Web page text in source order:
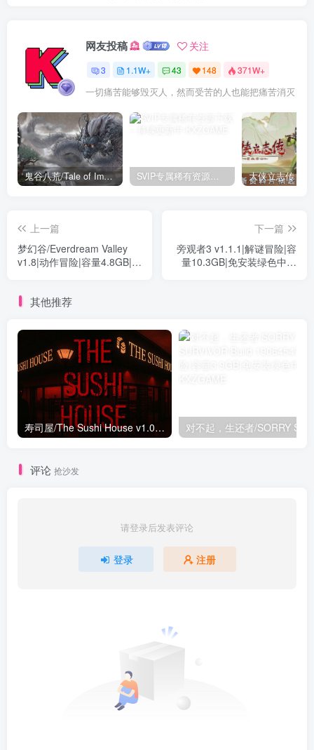
网友投稿 关注
3 1.1W+ 43 148 371W+
一切痛苦能够毁灭人，然而受苦的人也能把痛苦消灭
鬼谷八荒/Tale of Immortal v1.2.105.259|角色扮演|容量27.4GB|免安装绿色中文版
上一篇
梦幻谷/Everdream Valley
v1.8|动作冒险|容量4.8GB|免
下一篇
旁观者3 v1.1.1|解谜冒险|容
量10.3GB|免安装绿色中文
其他推荐
寿司屋/The Sushi House v1.0.1|恐怖冒险|容量13.1GB|免安装绿色中文版
评论 抢沙发
请登录后发表评论
登录 注册